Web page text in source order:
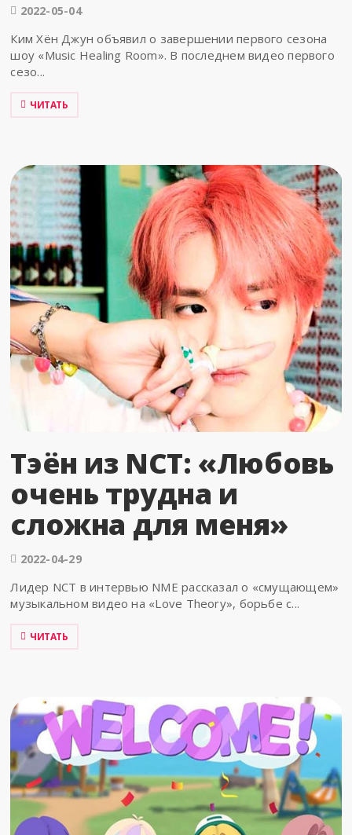
2022-05-04
Ким Хён Джун объявил о завершении первого сезона
шоу «Music Healing Room». В последнем видео первого
сезо...
ЧИТАТЬ
Тэён из NCT: «Любовь
очень трудна и
сложна для меня»
2022-04-29
Лидер NCT в интервью NME рассказал о «смущающем»
музыкальном видео на «Love Theory», борьбе с...
ЧИТАТЬ